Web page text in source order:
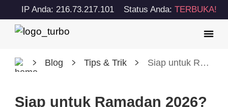
IP Anda: 216.73.217.101 Status Anda: TERBUKA!
Blog Tips & Trik Siap untuk Ramadan 2026? Cara Menggunakan Aplikasi Ramadan Terbaik di Mana Saja dengan Turbo VPN
Siap untuk Ramadan 2026?